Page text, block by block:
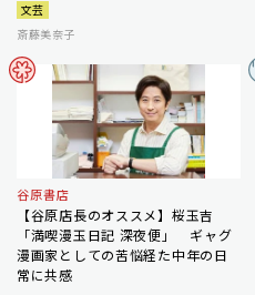
文芸
斎藤美奈子
谷原書店
【谷原店長のオススメ】桜玉吉
「満喫漫玉日記 深夜便」 ギャグ
漫画家としての苦悩経た中年の日
常に共感